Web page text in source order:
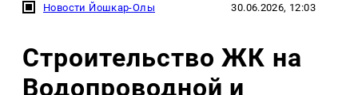
Новости Йошкар-Олы 30.06.2026, 12:03
Строительство ЖК на
Водопроводной и